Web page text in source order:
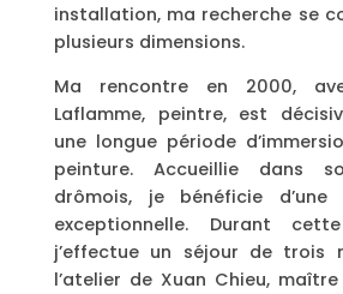
installation, ma recherche se
plusieurs dimensions.
Ma rencontre en 2000,
Laflamme, peintre, est
une longue période
peinture. Accueillie dans
drômois, je bénéficie d’une
exceptionnelle. Durant
j’effectue un séjour de trois
l’atelier de Xuan Chieu,